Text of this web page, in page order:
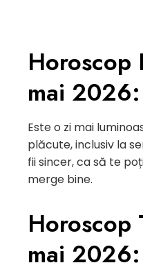
Horoscop
mai 2026:
Este o zi mai
plăcute, inclusiv la
fii sincer, ca să te
merge bine.
Horoscop
mai 2026: